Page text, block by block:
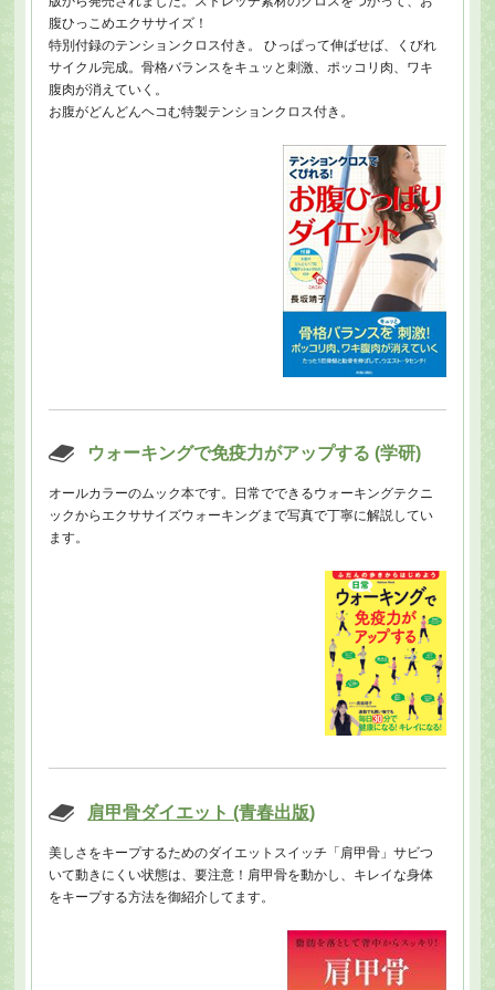
腹ひっこめエクササイズ！
特別付録のテンションクロス付き。 ひっぱって伸ばせば、くびれ
サイクル完成。骨格バランスをキュッと刺激、ポッコリ肉、ワキ
腹肉が消えていく。
お腹がどんどんヘコむ特製テンションクロス付き。
ウォーキングで免疫力がアップする (学研)
オールカラーのムック本です。日常でできるウォーキングテクニ
ックからエクササイズウォーキングまで写真で丁寧に解説してい
ます。
肩甲骨ダイエット (青春出版)
美しさをキープするためのダイエットスイッチ「肩甲骨」サビつ
いて動きにくい状態は、要注意！肩甲骨を動かし、キレイな身体
をキープする方法を御紹介してます。